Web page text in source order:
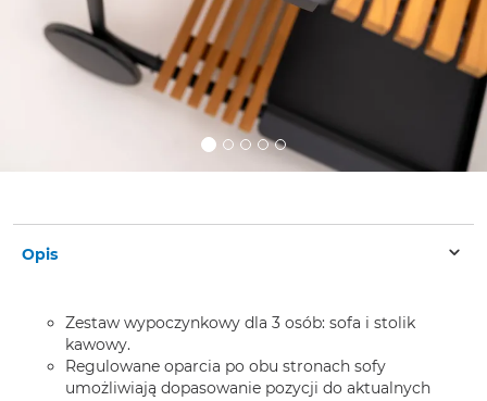
Opis
Zestaw wypoczynkowy dla 3 osób: sofa i stolik
kawowy.
Regulowane oparcia po obu stronach sofy
umożliwiają dopasowanie pozycji do aktualnych